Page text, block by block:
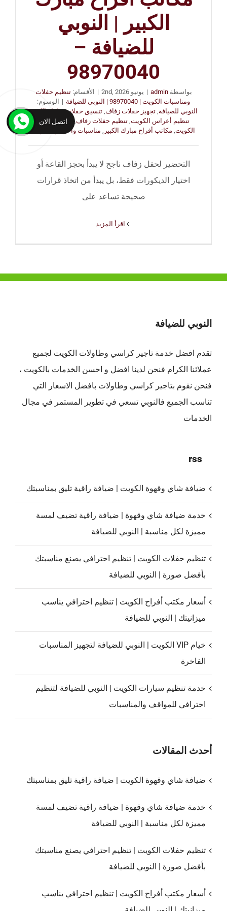
الكبير | النوبي
للضيافة –
98970040
بواسطةadmin
| يونيو 2nd, 2026 | الأقسام:تنظيم حفلات
ومناسبات الكويت | 98970040 | النوبي للضيافة
|
الوسوم:
النوبي للضيافة تجهيز حفلات زفاف تنسيق حفلات مبارك الكبير,
تنظيم أعراس الكويت تنظيم حفلات زفاف,
خدمات أفراح
الكويت مكاتب أفراح مبارك الكبير مناسبات وأعراس الكويت
التحضير لحفل زفاف ناجح لا يبدأ بحجز القاعة أو
اختيار الديكورات فقط، بل يبدأ من اتخاذ قرارات
صحيحة تساعد على
النوبي للضيافة
تقدم افضل خدمة تاجير كراسي وطاولات الكويت لجميع
عملائنا الكرام فنحن لدينا افضل و احسن الخدمات بالكويت ،
فنحن نقوم بتاجير كراسي وطاولات بافضل الاسعار التي
تناسب الجميع فالنوبي تسعي في تطوير المستمر في مجال
الخدمات
rss
ضيافة شاي وقهوة الكويت | ضيافة راقية تليق بمناسبتك
خدمة ضيافة شاي وقهوة | ضيافة راقية تضيف لمسة
مميزة لكل مناسبة | النوبي للضيافة
تنظيم حفلات الكويت | تنظيم احترافي يصنع مناسبتك
بأفضل صورة | النوبي للضيافة
أسعار مكتب أفراح الكويت | تنظيم احترافي يناسب
ميزانيتك | النوبي للضيافة
خيام VIP الكويت | النوبي للضيافة لتجهيز المناسبات
الفاخرة
خدمة تنظيم سيارات الكويت | النوبي للضيافة لتنظيم
احترافي للمواقف والمناسبات
أحدث المقالات
ضيافة شاي وقهوة الكويت | ضيافة راقية تليق بمناسبتك
خدمة ضيافة شاي وقهوة | ضيافة راقية تضيف لمسة
مميزة لكل مناسبة | النوبي للضيافة
تنظيم حفلات الكويت | تنظيم احترافي يصنع مناسبتك
بأفضل صورة | النوبي للضيافة
أسعار مكتب أفراح الكويت | تنظيم احترافي يناسب
اتصل الان